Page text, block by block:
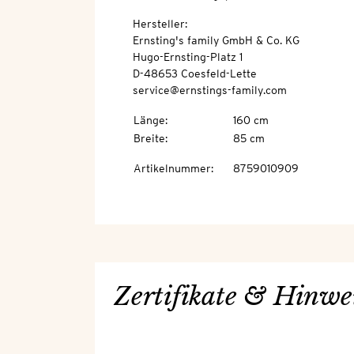
Hersteller:
Ernsting's family GmbH & Co. KG
Hugo-Ernsting-Platz 1
D-48653 Coesfeld-Lette
service@ernstings-family.com
Länge:
160 cm
Breite: 85 cm
Artikelnummer: 8759010909
Zertifikate &